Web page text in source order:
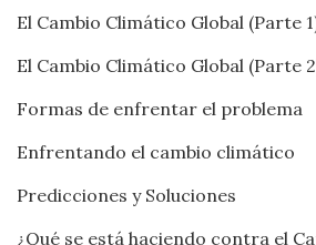
El Cambio Climático Global (Parte
El Cambio Climático Global (Parte
Formas de enfrentar el problema
Enfrentando el cambio climático
Predicciones y Soluciones
¿Qué se está haciendo contra el